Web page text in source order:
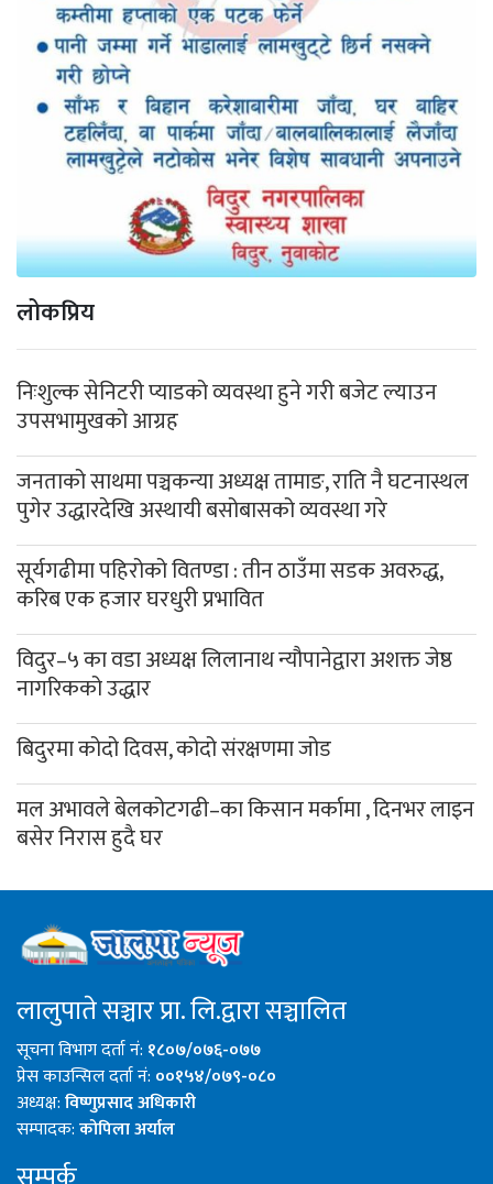
लोकप्रिय
निःशुल्क सेनिटरी प्याडको व्यवस्था हुने गरी बजेट ल्याउन
उपसभामुखको आग्रह
जनताको साथमा पञ्चकन्या अध्यक्ष तामाङ, राति नै घटनास्थल
पुगेर उद्धारदेखि अस्थायी बसोबासको व्यवस्था गरे
सूर्यगढीमा पहिरोको वितण्डा : तीन ठाउँमा सडक अवरुद्ध,
करिब एक हजार घरधुरी प्रभावित
विदुर–५ का वडा अध्यक्ष लिलानाथ न्यौपानेद्वारा अशक्त जेष्ठ
नागरिकको उद्धार
बिदुरमा कोदो दिवस, कोदो संरक्षणमा जोड
मल अभावले बेलकोटगढी–का किसान मर्कामा , दिनभर लाइन
बसेर निरास हुदै घर
लालुपाते सञ्चार प्रा. लि.द्वारा सञ्चालित
सूचना विभाग दर्ता नं: १८०७/०७६-०७७
प्रेस काउन्सिल दर्ता नं: ००१५४/०७९-०८०
अध्यक्ष:विष्णुप्रसाद अधिकारी
सम्पादक:कोपिला अर्याल